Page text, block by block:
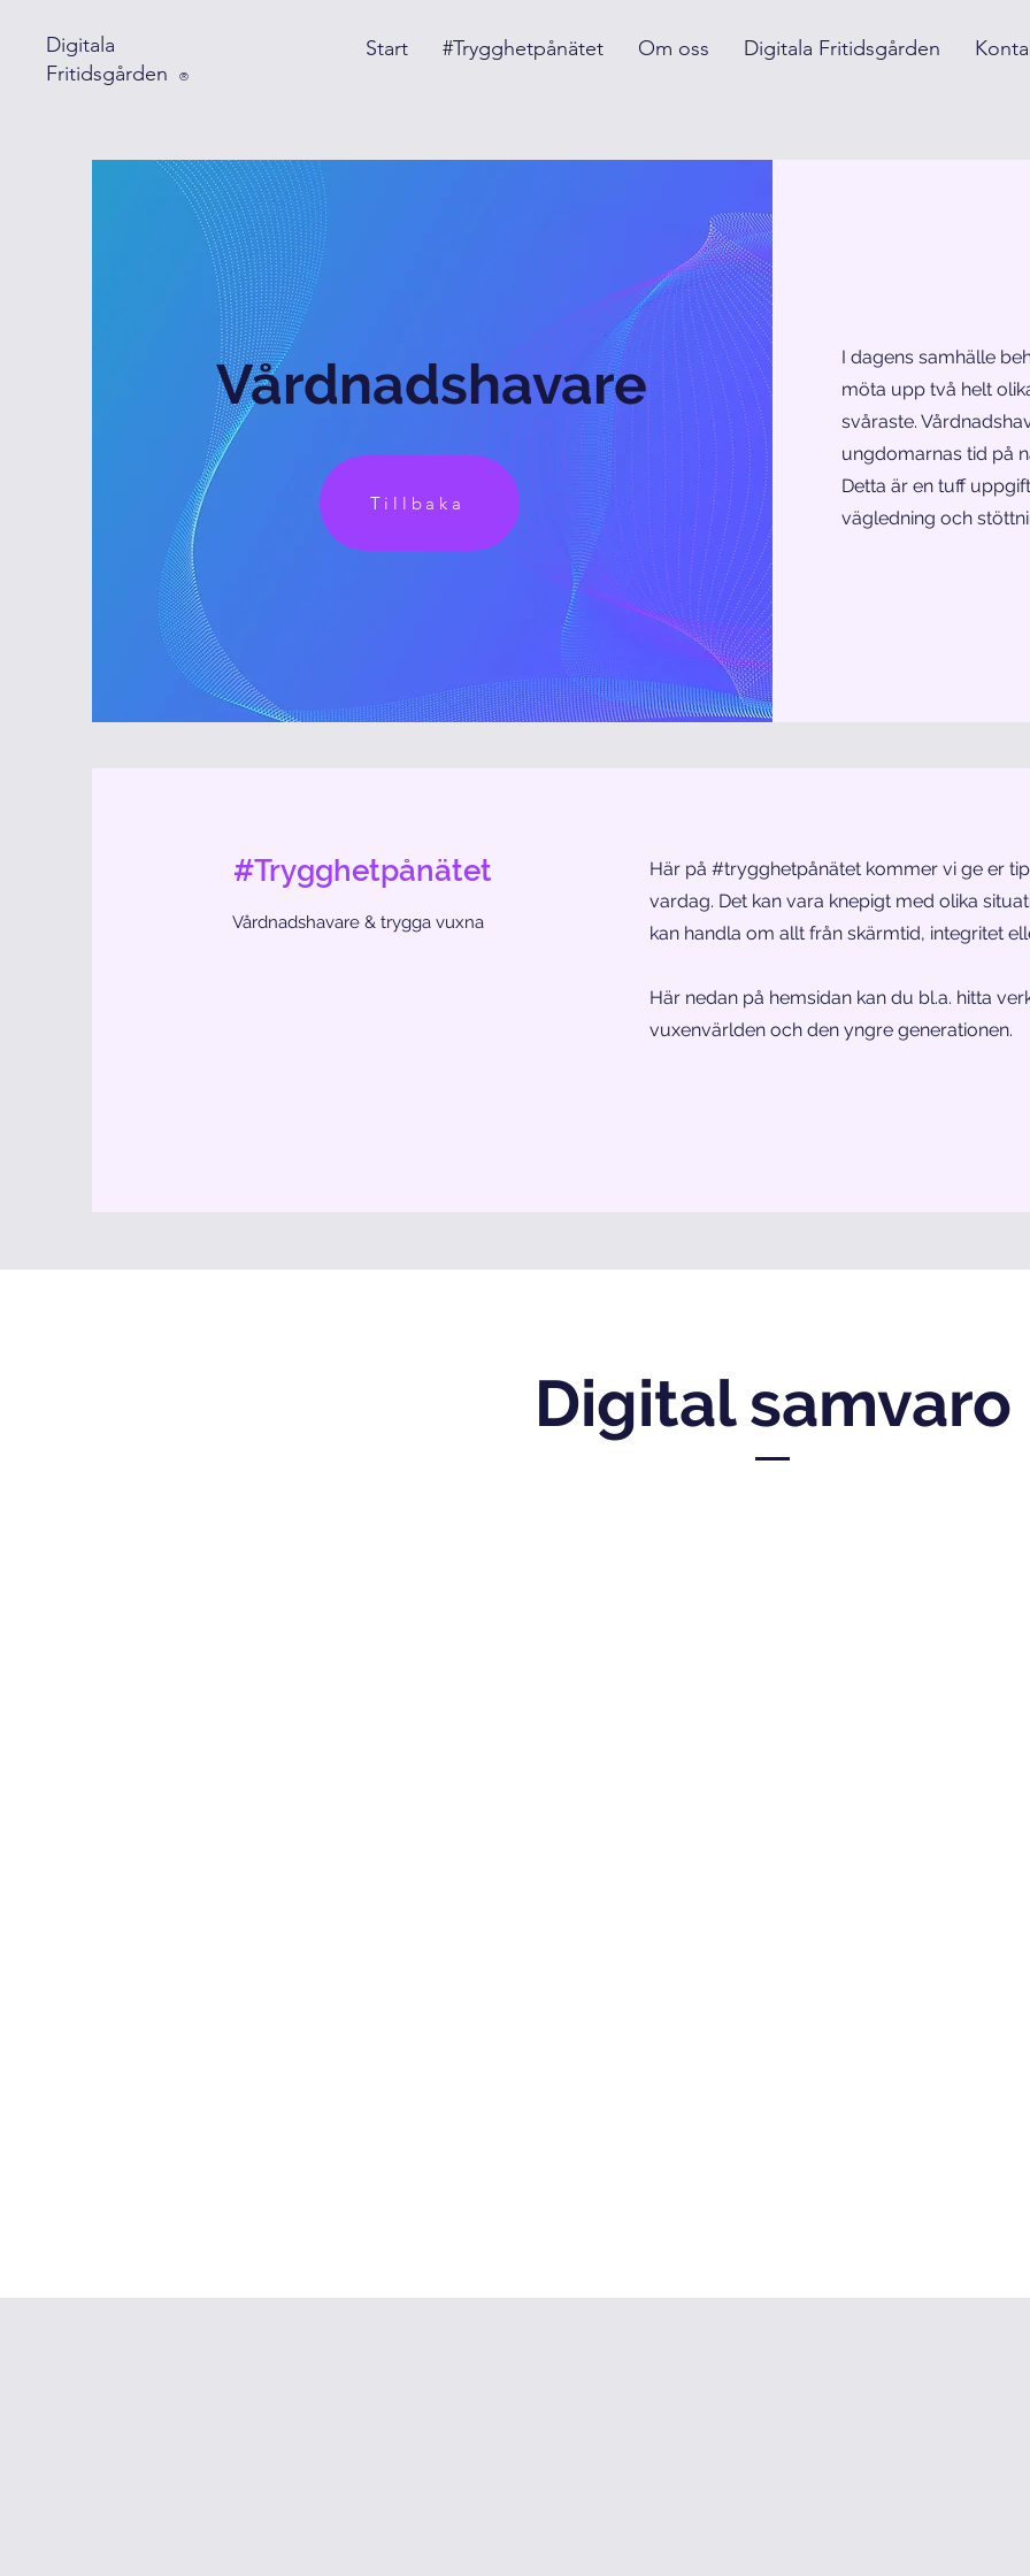
Digitala
Fritidsgården
®
Start #Trygghetpånätet Om oss Digitala Fritidsgården
Vårdnadshavare
Tillbaka
I dagens samhälle
möta upp två helt
svåraste.
ungdomarnas tid på
Detta är en tuff
vägledning och
#Trygghetpånätet
Vårdnadshavare & trygga vuxna
Här på #trygghetpånätet kommer vi ge er
vardag. Det kan vara knepigt med olika
kan handla om allt från skärmtid, integritet
Här nedan på hemsidan kan du bl.a. hitta
vuxenvärlden och den yngre generationen.
Digital samvaro